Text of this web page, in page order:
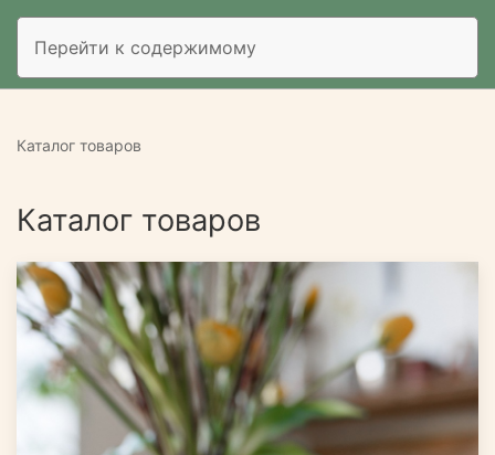
Перейти к содержимому
Каталог товаров
Каталог товаров